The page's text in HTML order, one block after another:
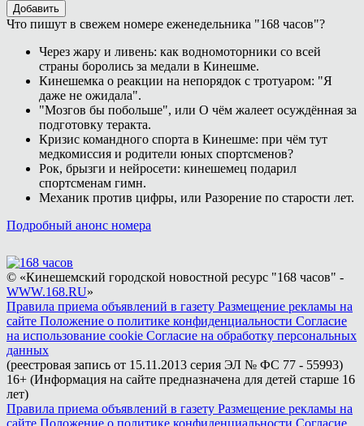
Добавить
Что пишут в свежем номере еженедельника "168 часов"?
Через жару и ливень: как водномоторники со всей
страны боролись за медали в Кинешме.
Кинешемка о реакции на непорядок с тротуаром: "Я
даже не ожидала".
"Мозгов бы побольше", или О чём жалеет осуждённая за
подготовку теракта.
Кризис командного спорта в Кинешме: при чём тут
медкомиссия и родители юных спортсменов?
Рок, брызги и нейросети: кинешемец подарил
спортсменам гимн.
Механик против цифры, или Разорение по старости лет.
Подробный анонс номера
© «Кинешемский городской новостной ресурс "168 часов" -
WWW.168.RU»
Правила приема объявлений в газету Размещение рекламы на
сайте Положение о политике конфиденциальности Согласие
на использование cookie Согласие на обработку персональных
данных
(реестровая запись от 15.11.2013 серия ЭЛ № ФС 77 - 55993)
16+ (Информация на сайте предназначена для детей старше 16
лет)
Правила приема объявлений в газету Размещение рекламы на
сайте Положение о политике конфиденциальности Согласие